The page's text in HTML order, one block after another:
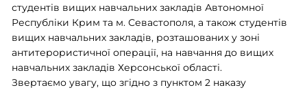
студентів вищих навчальних закладів Автономної
Республіки Крим та м. Севастополя, а також студентів
вищих навчальних закладів, розташованих у зоні
антитерористичної операції, на навчання до вищих
навчальних закладів Херсонської області.
Звертаємо увагу, що згідно з пунктом 2 наказу